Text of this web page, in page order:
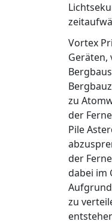
Vortex
Geräten,
zu
der
Pile
der
dabei im
zu